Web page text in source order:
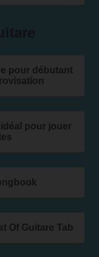
pour débutant
pour jouer
Of Guitare Tab